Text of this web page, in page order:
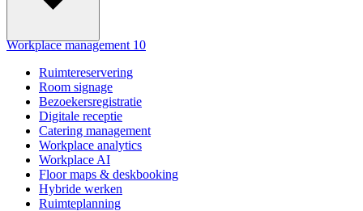
Workplace management 10
Ruimtereservering
Room signage
Bezoekersregistratie
Digitale receptie
Catering management
Workplace analytics
Workplace AI
Floor maps & deskbooking
Hybride werken
Ruimteplanning